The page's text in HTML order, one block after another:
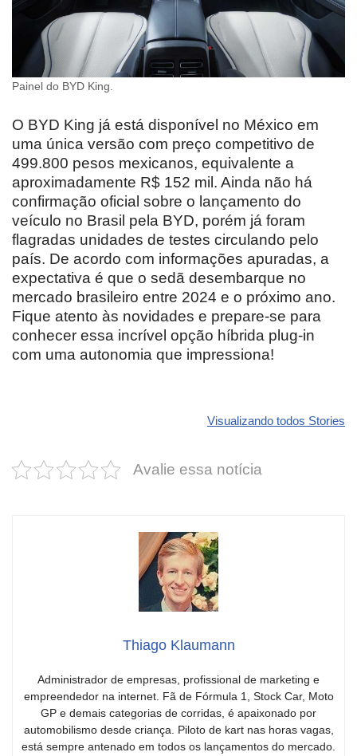
Painel do BYD King.
O BYD King já está disponível no México em
uma única versão com preço competitivo de
499.800 pesos mexicanos, equivalente a
aproximadamente R$ 152 mil. Ainda não há
confirmação oficial sobre o lançamento do
veículo no Brasil pela BYD, porém já foram
flagradas unidades de testes circulando pelo
país. De acordo com informações apuradas, a
expectativa é que o sedã desembarque no
mercado brasileiro entre 2024 e o próximo ano.
Fique atento às novidades e prepare-se para
conhecer essa incrível opção híbrida plug-in
com uma autonomia que impressiona!
Visualizando todos Stories
2025!
Dodge pode ter
de emoção
que
Avalie essa notícia
Thiago Klaumann
Administrador de empresas, profissional de marketing e
empreendedor na internet. Fã de Fórmula 1, Stock Car, Moto
GP e demais categorias de corridas, é apaixonado por
automobilismo desde criança. Piloto de kart nas horas vagas,
está sempre antenado em todos os lançamentos do mercado.